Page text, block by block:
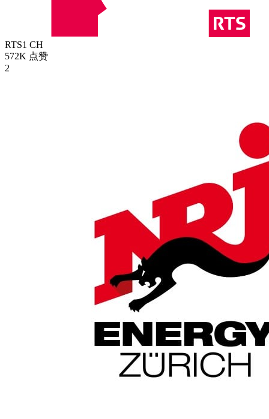
RTS1 CH
572K 点赞
2